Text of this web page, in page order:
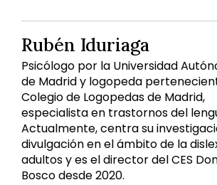
Rubén Iduriaga
Psicólogo por la Universidad
de Madrid y logopeda
Colegio de Logopedas de Madrid,
especialista en trastornos del
Actualmente, centra su
divulgación en el ámbito de la
adultos y es el director del CES
Bosco desde 2020.